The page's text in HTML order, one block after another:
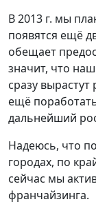
В 2013 г. мы
появятся ещё
обещает
значит, что
сразу
ещё
дальнейший
Надеюсь, что
городах, по
сейчас мы
франчайзинга.